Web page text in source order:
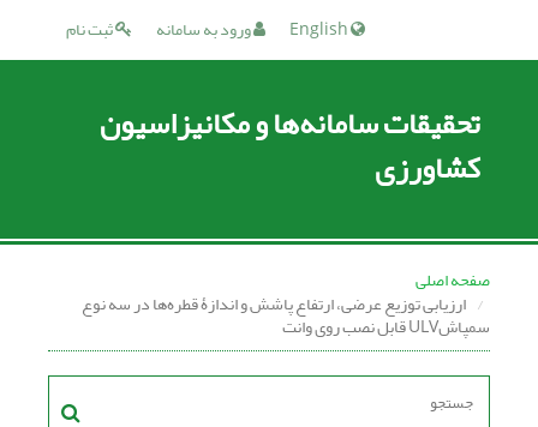
ثبت نام ورود به سامانه
تحقیقات سامانه‌ها و مکانیزاسیون
کشاورزی
صفحه اصلی
ارزیابی توزیع عرضی، ارتفاع پاشش و اندازۀ قطره‌ها در سه نوع
سمپاشULV قابل نصب روی وانت